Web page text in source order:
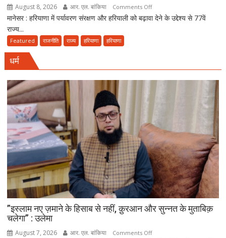
यात्रा
August 8, 2026 आर. एल. बांकिया Comments Offon
मानेसर
महोत्सव,
बोले-
हरियाली
हमारी
व्यक्तिगत
जिम्मेदारी
मानेसर : हरियाणा में पर्यावरण संरक्षण और हरियाली को बढ़ावा देने के उद्देश्य से 77वें
राज्य...
Featured राजनीति राज्य हरियाणा हरियाणा
धर्म
”इस्लाम नए ज़माने के हिसाब से नहीं, क़ुरआन और सुन्नत के मुताबिक़
चलेगा” : उलेमा
August 7, 2026 आर. एल. बांकिया Comments Offon